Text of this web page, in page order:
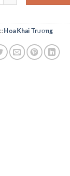
Hoa Khai Trương